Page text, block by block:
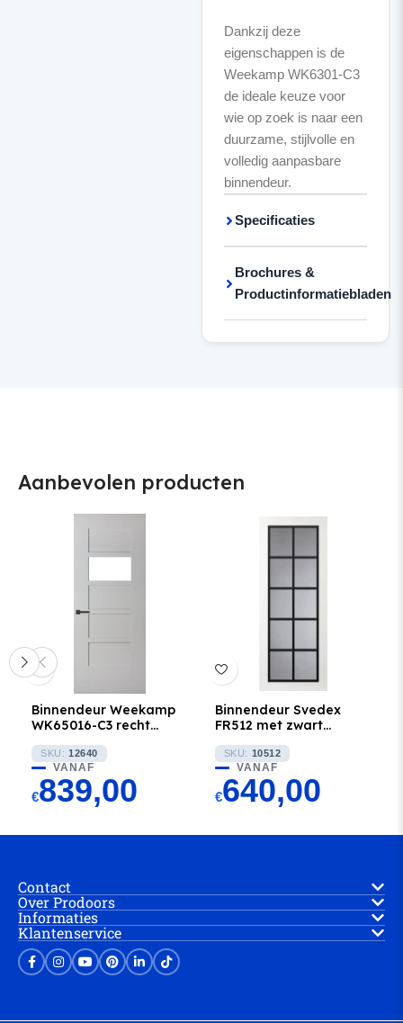
Dankzij deze
eigenschappen is de
Weekamp WK6301-C3
de ideale keuze voor
wie op zoek is naar een
duurzame, stijlvolle en
volledig aanpasbare
binnendeur.
Specificaties
Brochures &
Productinformatiebladen
Aanbevolen producten
Binnendeur Weekamp
WK65016-C3 recht
SKU: 12640
VANAF
€839,00
Binnendeur Svedex
FR512 met zwart
glas
SKU: 10512
VANAF
€640,00
Contact
Over Prodoors
Informaties
Klantenservice